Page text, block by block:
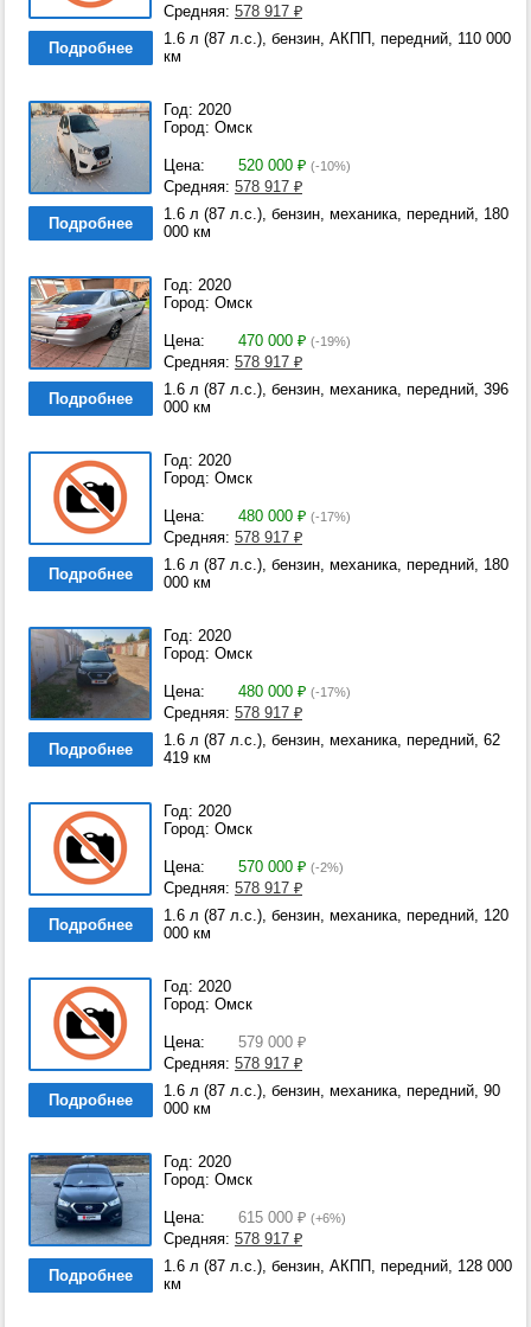
Средняя: 578 917 ₽
Подробнее
1.6 л (87 л.с.), бензин, АКПП, передний, 110 000
км
Год: 2020
Город: Омск
Цена: 520 000 ₽ (-10%)
Средняя: 578 917 ₽
Подробнее
1.6 л (87 л.с.), бензин, механика, передний, 180
000 км
Год: 2020
Город: Омск
Цена: 470 000 ₽ (-19%)
Средняя: 578 917 ₽
Подробнее
1.6 л (87 л.с.), бензин, механика, передний, 396
000 км
Год: 2020
Город: Омск
Цена: 480 000 ₽ (-17%)
Средняя: 578 917 ₽
Подробнее
1.6 л (87 л.с.), бензин, механика, передний, 180
000 км
Год: 2020
Город: Омск
Цена: 480 000 ₽ (-17%)
Средняя: 578 917 ₽
Подробнее
1.6 л (87 л.с.), бензин, механика, передний, 62
419 км
Год: 2020
Город: Омск
Цена: 570 000 ₽ (-2%)
Средняя: 578 917 ₽
Подробнее
1.6 л (87 л.с.), бензин, механика, передний, 120
000 км
Год: 2020
Город: Омск
Цена: 579 000 ₽
Средняя: 578 917 ₽
Подробнее
1.6 л (87 л.с.), бензин, механика, передний, 90
000 км
Год: 2020
Город: Омск
Цена: 615 000 ₽ (+6%)
Средняя: 578 917 ₽
Подробнее
1.6 л (87 л.с.), бензин, АКПП, передний, 128 000
км